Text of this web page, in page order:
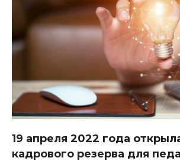
19 апреля 2022 года
кадрового резерва для